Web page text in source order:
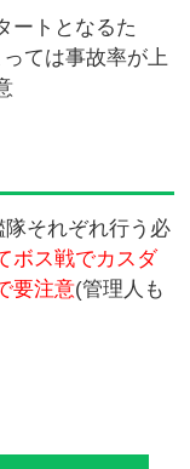
ートとなるた
ては事故率が上
それぞれ行う必
ボス戦でカスダ
要注意(管理人も